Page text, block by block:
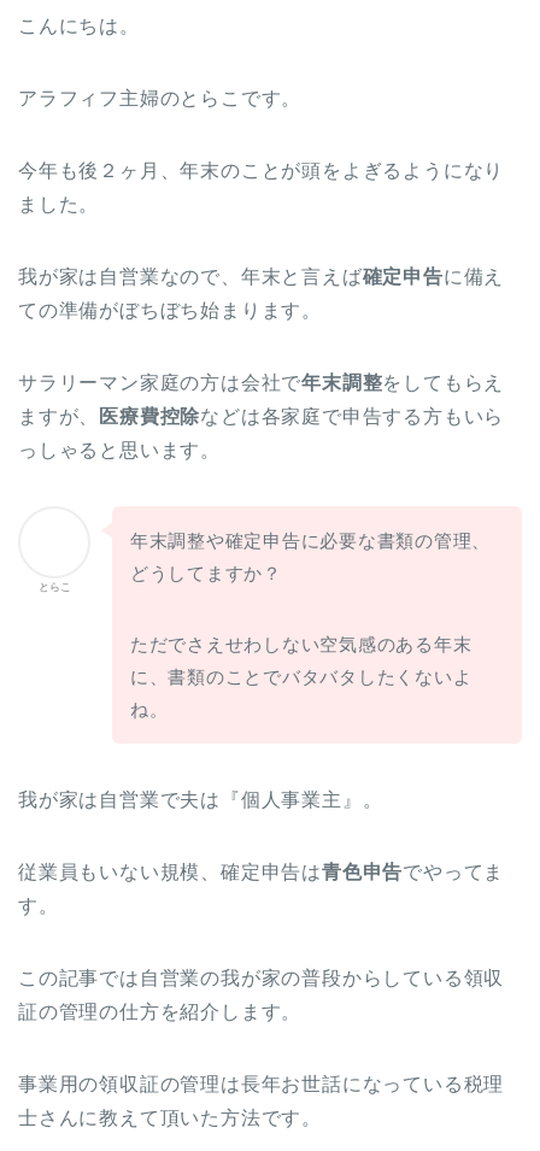
こんにちは。
アラフィフ主婦のとらこです。
今年も後２ヶ月、年末のことが頭をよぎるようになり
ました。
我が家は自営業なので、年末と言えば確定申告に備え
ての準備がぼちぼち始まります。
サラリーマン家庭の方は会社で年末調整をしてもらえ
ますが、
医療費控除などは各家庭で申告する方もいら
っしゃると思います。
とらこ
年末調整や確定申告に必要な書類の管理、
どうしてますか？
ただでさえせわしない空気感のある年末
に、書類のことでバタバタしたくないよ
ね。
我が家は自営業で夫は『個人事業主』。
従業員もいない規模、確定申告は青色申告でやってま
す。
この記事では自営業の我が家の普段からしている領収
証の管理の仕方を紹介します。
事業用の領収証の管理は長年お世話になっている税理
士さんに教えて頂いた方法です。